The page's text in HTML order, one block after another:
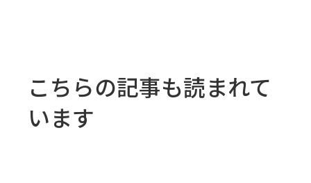
こちらの記事も読まれて
います